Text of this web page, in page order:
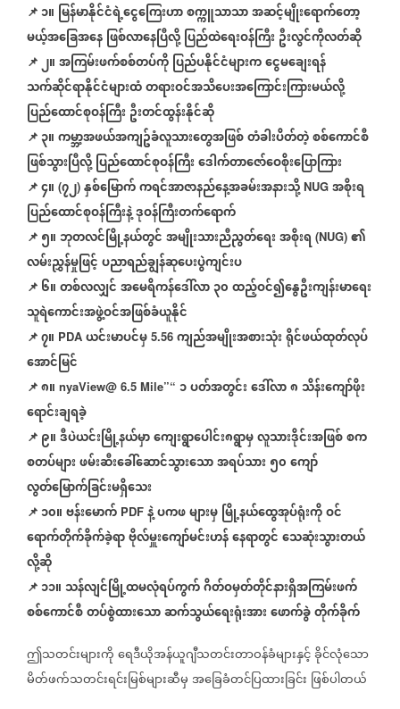
📌 ၁။ မြန်မာနိုင်ငံရဲ့ငွေကြေးဟာစက္ကူသာသာအဆင့်မျိုးရောက်တော့
မယ့်အခြေအနေဖြစ်လာနေပြီလို့ပြည်ထဲရေးဝန်ကြီး ဦးလွင်ကိုလတ်ဆို
📌၂။အကြမ်းဖက်စစ်တပ်ကိုပြည်ပနိုင်ငံများကငွေမချေးရန်
သက်ဆိုင်ရာနိုင်ငံများထံတရားဝင်အသိပေးအကြောင်းကြားမယ်လို့
ပြည်ထောင်စုဝန်ကြီး ဦးတင်ထွန်းနိုင်ဆို
📌၃။ကမ္ဘာ့အဖယ်အကျဥ်ခံလူသားတွေအဖြစ်တံခါးပိတ်တဲ့စစ်ကောင်စီ
ဖြစ်သွားပြီလို့ပြည်ထောင်စုဝန်ကြီးဒေါက်တာဇော်ဝေစိုးပြောကြား
📌၄။ (၇၂) နှစ်မြောက်ကရင်အာဇာနည်နေ့အခမ်းအနားသို့ NUG အစိုးရ
ပြည်ထောင်စုဝန်ကြီးနဲ့ဒုဝန်ကြီးတက်ရောက်
📌၅။ဘုတလင်မြို့နယ်တွင်အမျိုးသားညီညွတ်ရေးအစိုးရ (NUG) ၏
လမ်းညွှန်မှုဖြင့်ပညာရည်ချွန်ဆုပေးပွဲကျင်းပ
📌၆။တစ်လလျှင်အမေရိကန်ဒေါ်လာ၃၀ထည့်ဝင်၍နွေဦးကျန်းမာရေး
သူရဲကောင်းအဖွဲ့ဝင်အဖြစ်ခံယူနိုင်
📌၇။ PDA ယင်းမာပင်မှ 5.56 ကျည်အမျိုးအစားသုံးရိုင်ဖယ်ထုတ်လုပ်
အောင်မြင်
📌၈။ nyaView@ 6.5 Mile”“ ၁ပတ်အတွင်းဒေါ်လာ၈သိန်းကျော်ဖိုး
ရောင်းချရခဲ့
📌၉။ဒီပဲယင်းမြို့နယ်မှာကျေးရွာပေါင်း၈ရွာမှလူသားဒိုင်းအဖြစ်စက
စတပ်များဖမ်းဆီးခေါ်ဆောင်သွားသောအရပ်သား ၅၀ကျော်
လွတ်မြောက်ခြင်းမရှိသေး
📌၁၀။ဗန်းမောက် PDF နဲ့ပကဖများမှမြို့နယ်ထွေအုပ်ရုံးကိုဝင်
ရောက်တိုက်ခိုက်ခဲ့ရာဗိုလ်မှူးကျော်မင်းဟန်နေရာတွင်သေဆုံးသွားတယ်
လို့ဆို
📌၁၁။သန်လျင်မြို့ထမလုံရပ်ကွက်ဂိတ်ဝမှတ်တိုင်နားရှိအကြမ်းဖက်
စစ်ကောင်စီတပ်စွဲထားသောဆက်သွယ်ရေးရုံးအားဖောက်ခွဲတိုက်ခိုက်
ဤသတင်းများကိုရေဒီယိုအန်ယူဂျီသတင်းတာဝန်ခံများနှင့်ခိုင်လုံသော
မိတ်ဖက်သတင်းရင်းမြစ်များဆီမှအခြေခံတင်ပြထားခြင်း ဖြစ်ပါတယ်